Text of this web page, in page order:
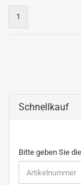
1
Schnellkauf
Bitte geben Sie